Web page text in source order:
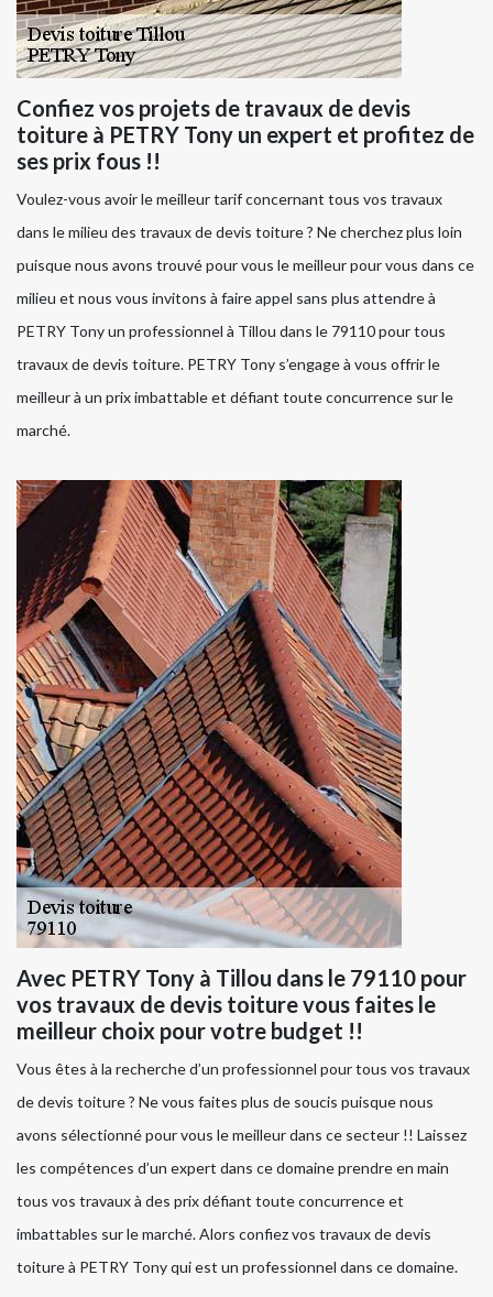
Confiez vos projets de travaux de devis
toiture à PETRY Tony un expert et profitez de
ses prix fous !!
Voulez-vous avoir le meilleur tarif concernant tous vos travaux
dans le milieu des travaux de devis toiture ? Ne cherchez plus loin
puisque nous avons trouvé pour vous le meilleur pour vous dans ce
milieu et nous vous invitons à faire appel sans plus attendre à
PETRY Tony un professionnel à Tillou dans le 79110 pour tous
travaux de devis toiture. PETRY Tony s’engage à vous offrir le
meilleur à un prix imbattable et défiant toute concurrence sur le
marché.
Avec PETRY Tony à Tillou dans le 79110 pour
vos travaux de devis toiture vous faites le
meilleur choix pour votre budget !!
Vous êtes à la recherche d’un professionnel pour tous vos travaux
de devis toiture ? Ne vous faites plus de soucis puisque nous
avons sélectionné pour vous le meilleur dans ce secteur !! Laissez
les compétences d’un expert dans ce domaine prendre en main
tous vos travaux à des prix défiant toute concurrence et
imbattables sur le marché. Alors confiez vos travaux de devis
toiture à PETRY Tony qui est un professionnel dans ce domaine.